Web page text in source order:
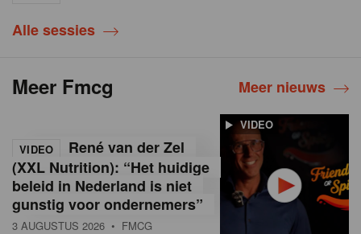
Alle sessies
Meer Fmcg Meer nieuws
VIDEO
VIDEO
René van der Zel
(XXL Nutrition): “Het huidige
beleid in Nederland is niet
gunstig voor ondernemers”
3 AUGUSTUS 2026 • FMCG